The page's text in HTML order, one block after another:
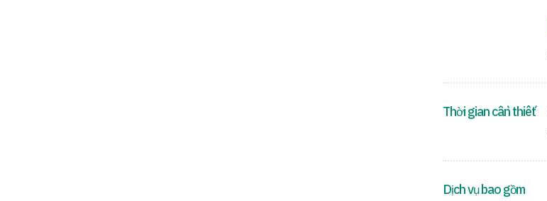
Thời gian cần thiết
Dịch vụ bao gồm